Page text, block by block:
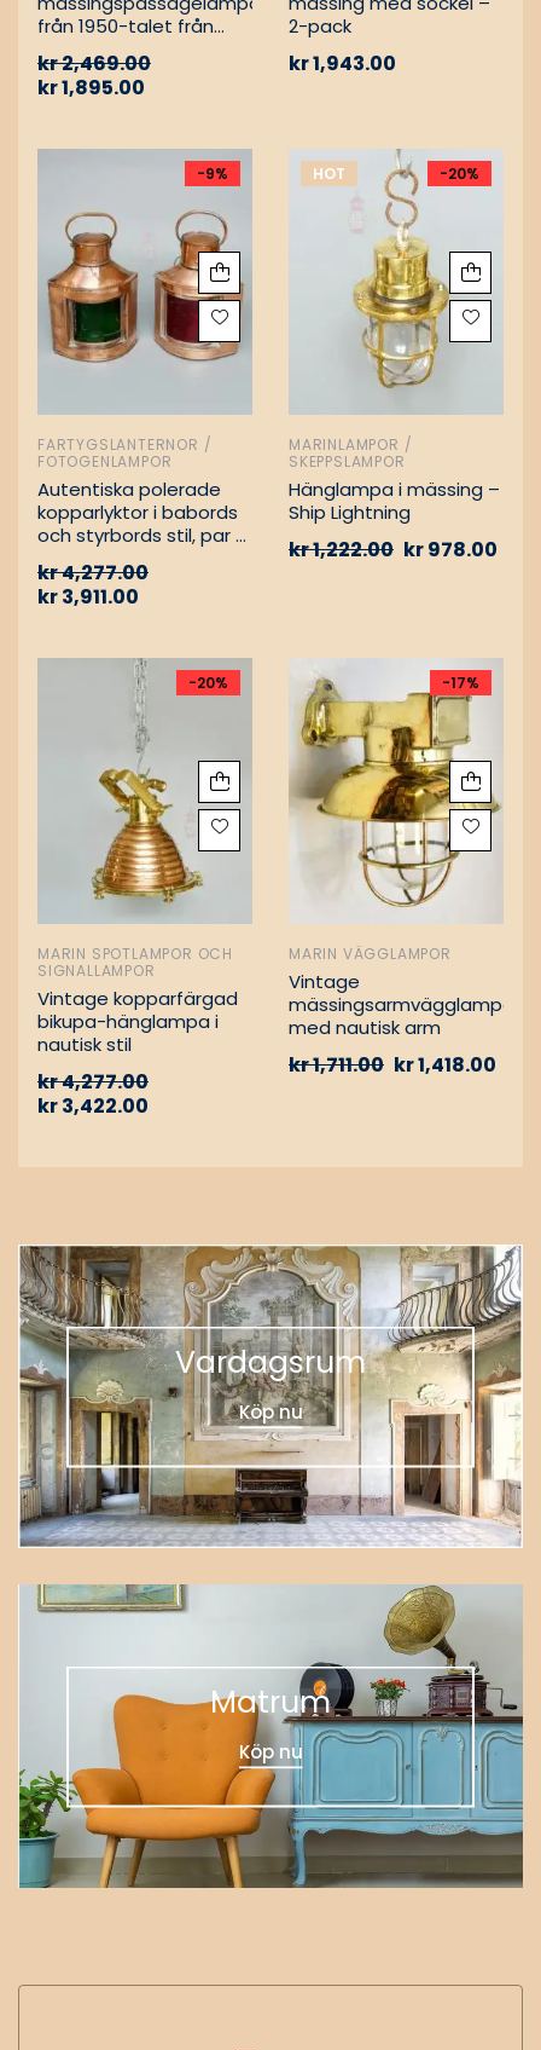
från 1950-talet från
kr2,469.00
kr1,895.00
2-pack
kr1,943.00
-9%
FARTYGSLANTERNOR /
FOTOGENLAMPOR
Autentiska polerade
kopparlyktor i babords
och styrbords stil, par –
oljelampor
kr4,277.00
kr3,911.00
HOT -20%
MARINLAMPOR /
SKEPPSLAMPOR
Hänglampa i mässing –
Ship Lightning
kr1,222.00 kr978.00
-20%
MARIN SPOTLAMPOR OCH
SIGNALLAMPOR
Vintage kopparfärgad
bikupa-hänglampa i
nautisk stil
kr4,277.00
kr3,422.00
-17%
MARIN VÄGGLAMPOR
Vintage
mässingsarmvägglampa
med nautisk arm
kr1,711.00 kr1,418.00
Vardagsrum
Köp nu
Matrum
Köp nu